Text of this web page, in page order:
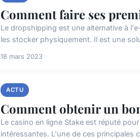
Comment faire ses
Le dropshipping est une alternative à
les stocker physiquement. Il est une
18 mars 2023
ACTU
Comment obtenir un
Le casino en ligne Stake est réputé
intéressantes. L'une de ces principales